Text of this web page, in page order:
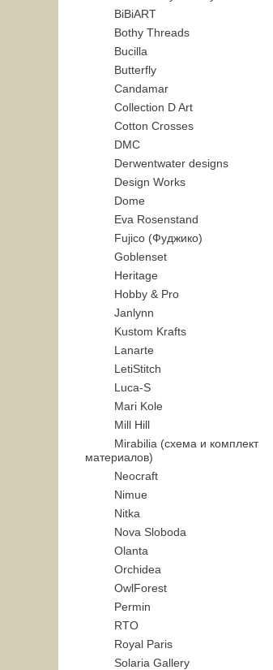
BiBiART
Bothy Threads
Bucilla
Butterfly
Candamar
Collection D Art
Cotton Crosses
DMC
Derwentwater designs
Design Works
Dome
Eva Rosenstand
Fujico (Фуджико)
Goblenset
Heritage
Hobby & Pro
Janlynn
Kustom Krafts
Lanarte
LetiStitch
Luca-S
Mari Kole
Mill Hill
Mirabilia (схема и комплект
материалов)
Neocraft
Nimue
Nitka
Nova Sloboda
Olanta
Orchidea
OwlForest
Permin
RTO
Royal Paris
Solaria Gallery